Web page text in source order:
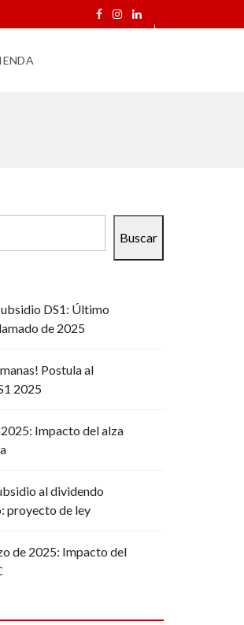
Buscar
DS1: Último
de 2025
Postula al
2025
Impacto del alza
al dividendo
proyecto de ley
de 2025: Impacto del